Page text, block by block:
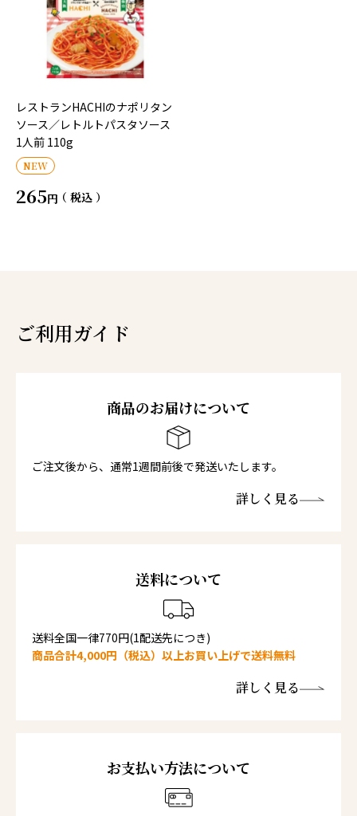
レストランHACHIのナポリタン
ソース／レトルトパスタソース
1人前 110g
NEW
265 税込
ご利用ガイド
商品のお届けについて
ご注文後から、通常1週間前後で発送いたします。
詳しく見る
送料について
送料全国一律770円(1配送先につき)
商品合計4,000円（税込）以上お買い上げで送料無料
詳しく見る
お支払い方法について